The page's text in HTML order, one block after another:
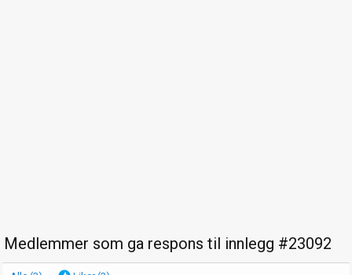
Medlemmer som ga respons til innlegg #23092